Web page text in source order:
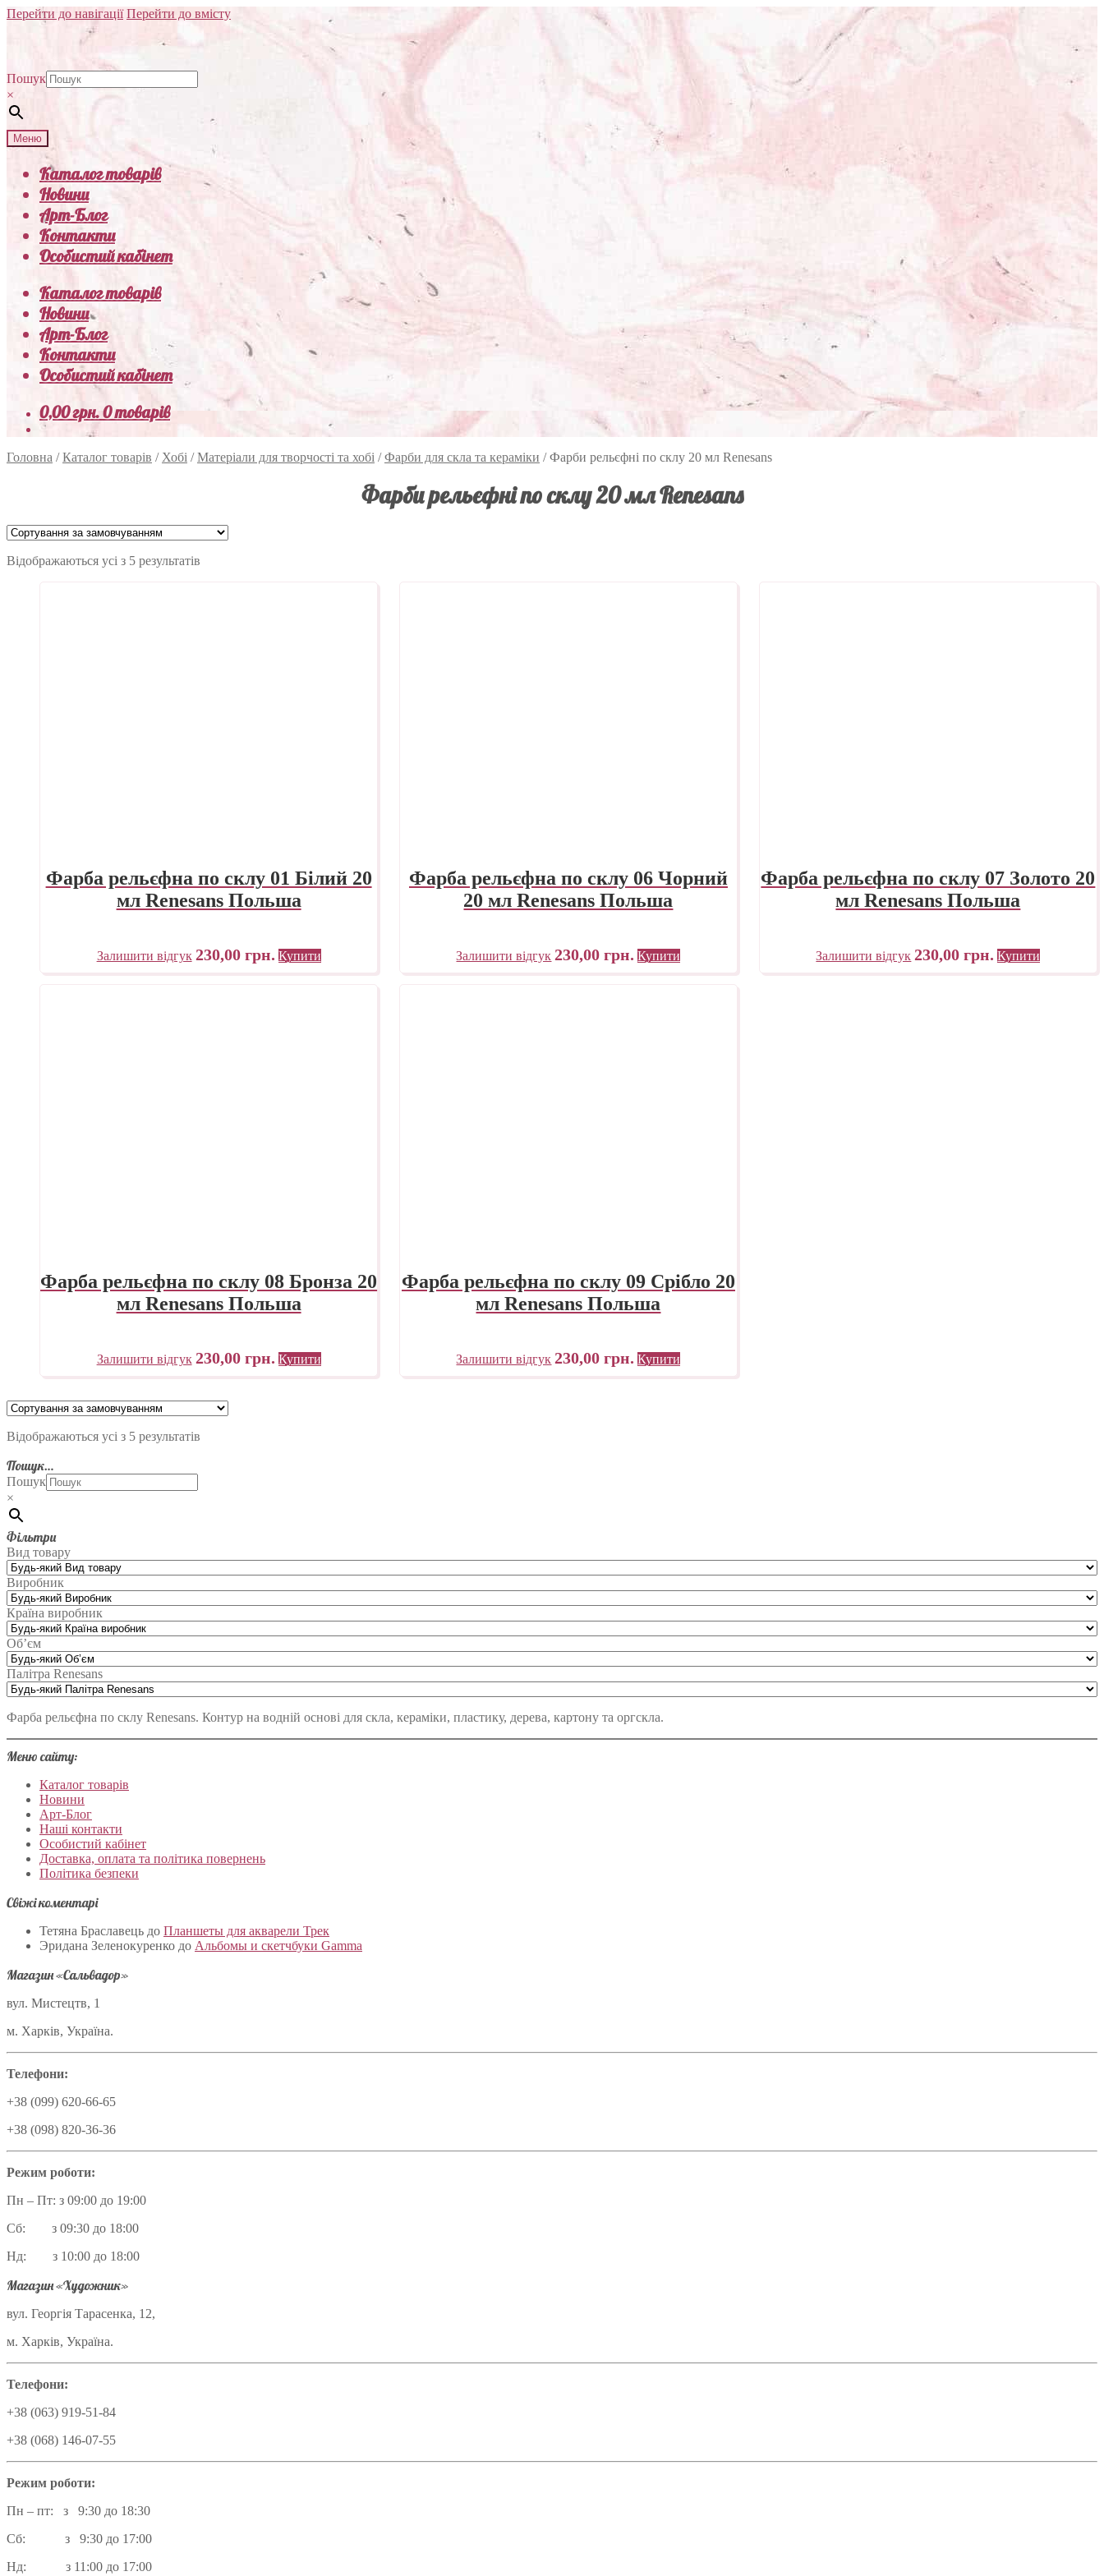
Перейти до навігації Перейти до вмісту
Пошук
×
Меню
Каталог товарів
Новини
Арт-Блог
Контакти
Особистий кабінет
Каталог товарів
Новини
Арт-Блог
Контакти
Особистий кабінет
0,00грн.0 товарів
Головна /Каталог товарів / Хобі /Матеріали для творчості та хобі /Фарби для скла та кераміки /Фарби рельєфні по склу 20 мл Renesans
Фарби рельєфні по склу 20 мл Renesans
Відображаються усі з 5 результатів
Фарба рельєфна по склу 01 Білий 20
мл Renesans Польша
Залишити відгук 230,00 грн. Купити
Фарба рельєфна по склу 06 Чорний
20 мл Renesans Польша
Залишити відгук 230,00грн. Купити
Фарба рельєфна по склу 07 Золото 20
мл Renesans Польша
Залишити відгук 230,00грн. Купити
Фарба рельєфна по склу 08 Бронза 20
мл Renesans Польша
Залишити відгук 230,00 грн. Купити
Фарба рельєфна по склу 09 Срібло 20
мл Renesans Польша
Залишити відгук 230,00грн. Купити
Відображаються усі з 5 результатів
Пошук…
Пошук
×
Фільтри
Вид товару
Виробник
Країна виробник
Об’єм
Палітра Renesans
Фарба рельєфна по склу Renesans. Контур на водній основі для скла, кераміки, пластику, дерева, картону та оргскла.
Меню сайту:
Каталог товарів
Новини
Арт-Блог
Наші контакти
Особистий кабінет
Доставка, оплата та політика повернень
Політика безпеки
Свіжі коментарі
Тетяна Браславець до Планшеты для акварели Трек
Эридана Зеленокуренко до Альбомы и скетчбуки Gamma
Магазин «Сальвадор»
вул. Мистецтв, 1
м. Харків, Україна.
Телефони:
+38 (099) 620-66-65
+38 (098) 820-36-36
Режим роботи:
Пн – Пт: з 09:00 до 19:00
Сб: з 09:30 до 18:00
Нд: з 10:00 до 18:00
Магазин «Художник»
вул. Георгія Тарасенка, 12,
м. Харків, Україна.
Телефони:
+38 (063) 919-51-84
+38 (068) 146-07-55
Режим роботи:
Пн – пт: з 9:30 до 18:30
Сб: з 9:30 до 17:00
Нд: з 11:00 до 17:00